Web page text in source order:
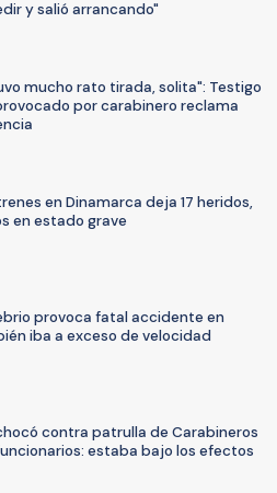
y salió arrancando"
mucho rato tirada, solita": Testigo
por carabinero reclama
en Dinamarca deja 17 heridos,
en estado grave
provoca fatal accidente en
iba a exceso de velocidad
contra patrulla de Carabineros
estaba bajo los efectos